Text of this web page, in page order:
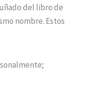
del libro de
nombre. Estos